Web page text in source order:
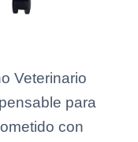
Veterinario
para
con